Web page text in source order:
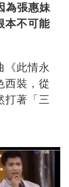
為張惠妹
本不可能
《此情永
西裝，從
打著「三